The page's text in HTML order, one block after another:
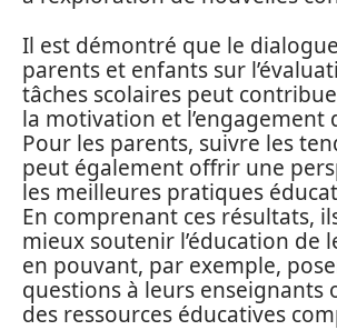
Il est démontré que le
parents et enfants sur
tâches scolaires peut
la motivation et l’engagement
Pour les parents, suivre les
peut également offrir une
les meilleures pratiques
En comprenant ces résultats,
mieux soutenir l’éducation de
en pouvant, par exemple,
questions à leurs enseignants
des ressources éducatives